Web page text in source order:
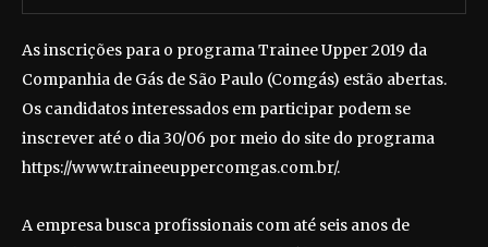
As inscrições para o programa Trainee Upper 2019 da
Companhia de Gás de São Paulo (Comgás) estão abertas.
Os candidatos interessados em participar podem se
inscrever até o dia 30/06 por meio do site do programa
https://www.traineeuppercomgas.com.br/.
A empresa busca profissionais com até seis anos de